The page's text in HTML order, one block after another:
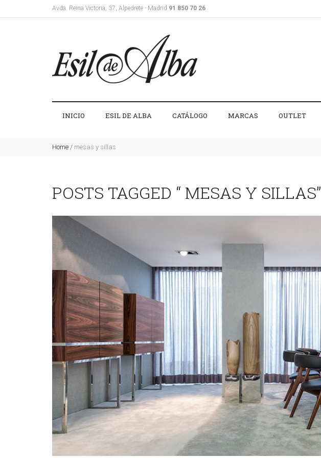
Avda. Reina Victoria, 37, Alpedrete - Madrid 91 850 70 26
INICIO ESIL DE ALBA CATÁLOGO MARCAS OUTLET
Home / mesas y sillas
POSTS TAGGED “ MESAS Y SILLAS”